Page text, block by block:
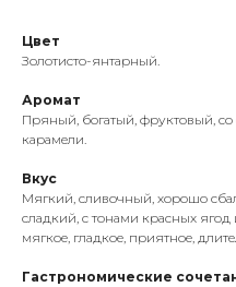
Цвет
Золотисто-янтарный.
Аромат
Пряный, богатый, фруктовый,
карамели.
Вкус
Мягкий, сливочный, хорошо
сладкий, с тонами красных
мягкое, гладкое, приятное,
Гастрономические